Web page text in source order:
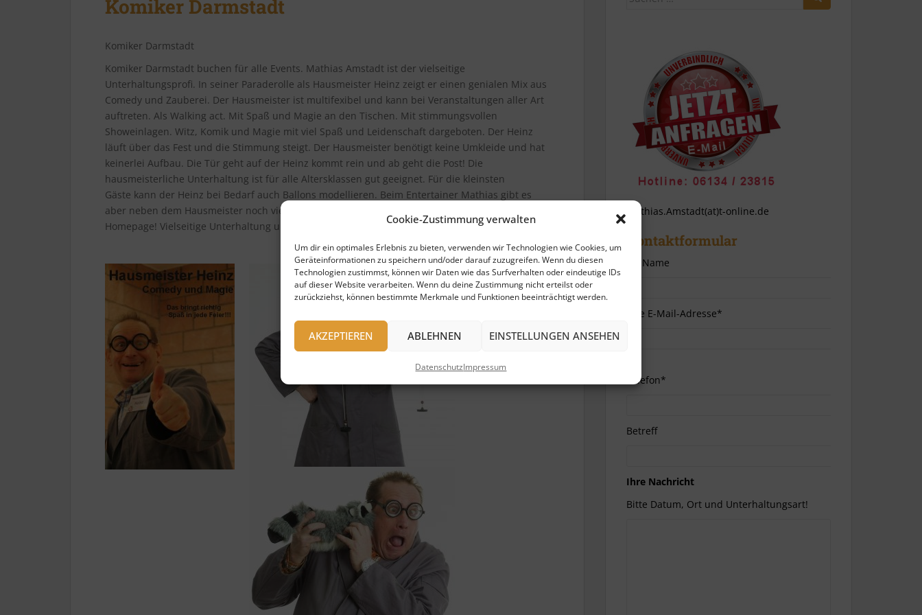
Cookie-Zustimmung verwalten
Um dir ein optimales Erlebnis zu bieten, verwenden wir Technologien wie Cookies, um
Geräteinformationen zu speichern und/oder darauf zuzugreifen. Wenn du diesen
Technologien zustimmst, können wir Daten wie das Surfverhalten oder eindeutige IDs
auf dieser Website verarbeiten. Wenn du deine Zustimmung nicht erteilst oder
zurückziehst, können bestimmte Merkmale und Funktionen beeinträchtigt werden.
AKZEPTIEREN ABLEHNEN EINSTELLUNGEN ANSEHEN
DatenschutzImpressum
Komiker Darmstadt
Komiker Darmstadt
Komiker Darmstadt buchen für alle Events. Mathias Amstadt ist der vielseitige
Unterhaltungsprofi. In seiner Paraderolle als Hausmeister Heinz zeigt er einen genialen Mix aus
Comedy und Zauberei. Der Hausmeister ist multifexibel und kann bei Veranstaltungen aller Art
auftreten. Als Walking act. Mit Spaß und Magie an den Tischen. Mit stimmungsvollen
Showeinlagen. Witz, Komik und Magie mit viel Spaß und Leidenschaft dargeboten. Der Heinz
läuft über das Fest und die Stimmung steigt. Der Hausmeister benötigt keine Umkleide und hat
keinerlei Aufbau. Die Tür geht auf der Heinz kommt rein und ab geht die Post! Die
hausmeisterliche Unterhaltung ist für alle Altersklassen gut geeignet. Für die kleinsten
Gäste kann der Heinz bei Bedarf auch Ballons modellieren. Beim Entertainer Mathias gibt es
aber neben dem Hausmeister noch viel mehr gute Unterhaltung. Schauen Sie auf der
Homepage! Vielseitige Unterhaltung und beste Stimmung. Jetzt unverbindlich anfragen!
Mathias.Amstadt(at)t-online.de
Kontaktformular
Ihr Name
Ihre E-Mail-Adresse*
Telefon*
Betreff
Ihre Nachricht
Bitte Datum, Ort und Unterhaltungsart!